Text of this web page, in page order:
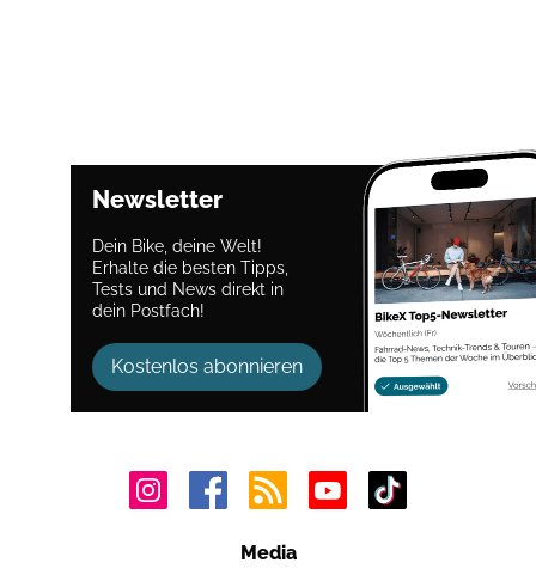
Newsletter
Dein Bike, deine Welt!
Erhalte die besten Tipps,
Tests und News direkt in
dein Postfach!
Kostenlos abonnieren
Media